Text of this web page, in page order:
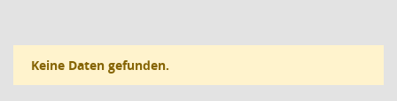
Keine Daten gefunden.